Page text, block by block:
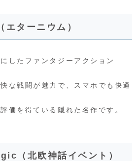
ターニウム）
したファンタジーアクション
な戦闘が魅力で、スマホでも快適
価を得ている隠れた名作です。
（北欧神話イベント）